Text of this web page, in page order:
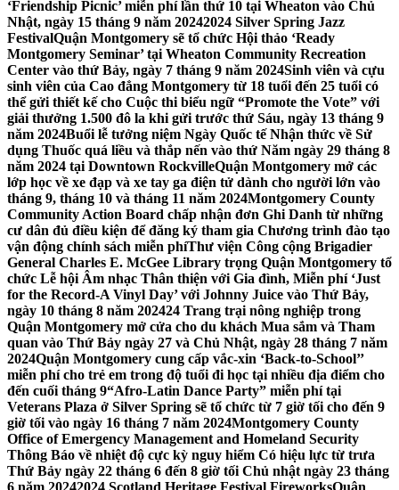
‘Friendship Picnic’ miễn phí lần thứ 10 tại Wheaton vào Chủ
Nhật, ngày 15 tháng 9 năm 20242024 Silver Spring Jazz
FestivalQuận Montgomery sẽ tổ chức Hội thảo ‘Ready
Montgomery Seminar’ tại Wheaton Community Recreation
Center vào thứ Bảy, ngày 7 tháng 9 năm 2024Sinh viên và cựu
sinh viên của Cao đẳng Montgomery từ 18 tuổi đến 25 tuổi có
thể gửi thiết kế cho Cuộc thi biểu ngữ “Promote the Vote” với
giải thưởng 1.500 đô la khi gửi trước thứ Sáu, ngày 13 tháng 9
năm 2024Buổi lễ tưởng niệm Ngày Quốc tế Nhận thức về Sử
dụng Thuốc quá liều và thắp nến vào thứ Năm ngày 29 tháng 8
năm 2024 tại Downtown RockvilleQuận Montgomery mở các
lớp học về xe đạp và xe tay ga điện tử dành cho người lớn vào
tháng 9, tháng 10 và tháng 11 năm 2024Montgomery County
Community Action Board chấp nhận đơn Ghi Danh từ những
cư dân đủ điều kiện để đăng ký tham gia Chương trình đào tạo
vận động chính sách miễn phíThư viện Công cộng Brigadier
General Charles E. McGee Library trọng Quận Montgomery tổ
chức Lễ hội Âm nhạc Thân thiện với Gia đình, Miễn phí ‘Just
for the Record-A Vinyl Day’ với Johnny Juice vào Thứ Bảy,
ngày 10 tháng 8 năm 202424 Trang trại nông nghiệp trong
Quận Montgomery mở cửa cho du khách Mua sắm và Tham
quan vào Thứ Bảy ngày 27 và Chủ Nhật, ngày 28 tháng 7 năm
2024Quận Montgomery cung cấp vắc-xin ‘Back-to-School’’
miễn phí cho trẻ em trong độ tuổi đi học tại nhiều địa điểm cho
đến cuối tháng 9“Afro-Latin Dance Party” miễn phí tại
Veterans Plaza ở Silver Spring sẽ tổ chức từ 7 giờ tối cho đến 9
giờ tối vào ngày 16 tháng 7 năm 2024Montgomery County
Office of Emergency Management and Homeland Security
Thông Báo về nhiệt độ cực kỳ nguy hiểm Có hiệu lực từ trưa
Thứ Bảy ngày 22 tháng 6 đến 8 giờ tối Chủ nhật ngày 23 tháng
6 năm 20242024 Scotland Heritage Festival FireworksQuận